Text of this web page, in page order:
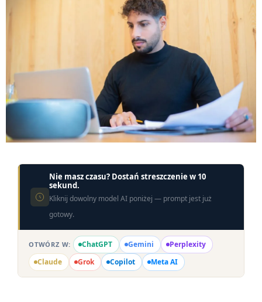
Nie masz czasu? Dostań streszczenie w 10
sekund.
Kliknij dowolny model AI poniżej — prompt jest już
gotowy.
OTWÓRZ W: ChatGPT Gemini
Perplexity
Claude
Grok Copilot Meta AI